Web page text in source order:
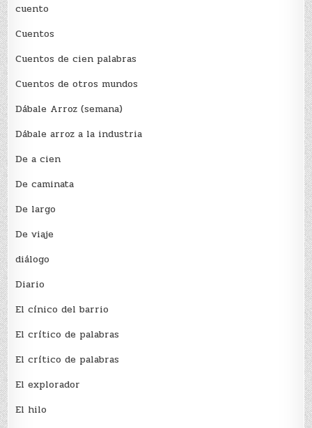
cuento
Cuentos
Cuentos de cien palabras
Cuentos de otros mundos
Dábale Arroz (semana)
Dábale arroz a la industria
De a cien
De caminata
De largo
De viaje
diálogo
Diario
El cínico del barrio
El crí­tico de palabras
El crí­tico de palabras
El explorador
El hilo